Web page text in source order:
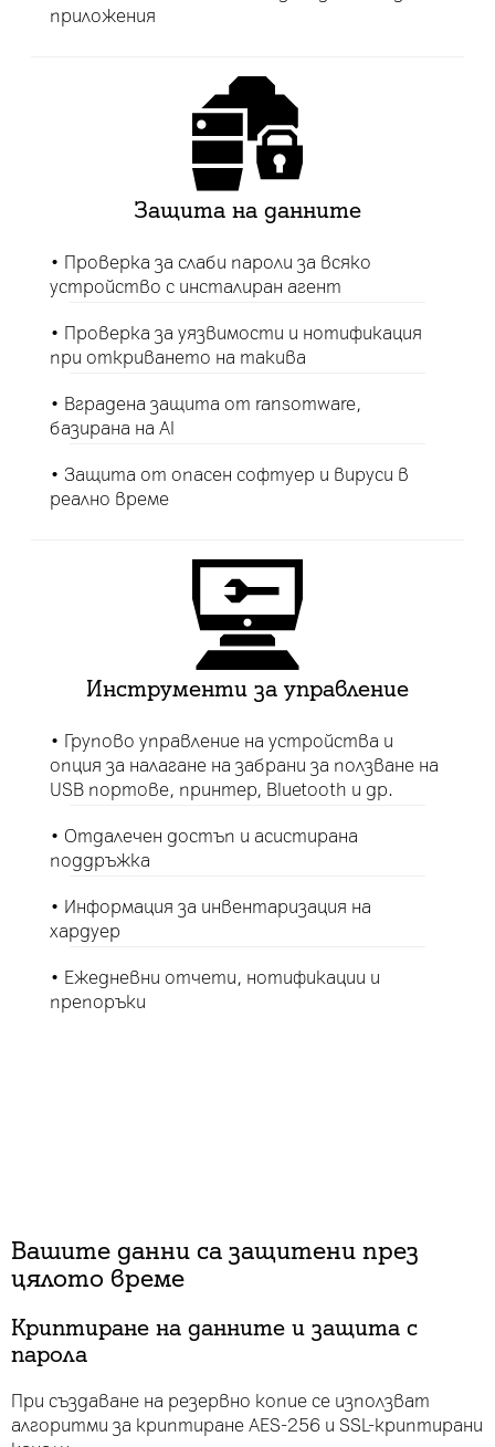
приложения
Защита на данните
• Проверка за слаби пароли за всяко
устройство с инсталиран агент
• Проверка за уязвимости и нотификация
при откриването на такива
• Вградена защита от ransomware,
базирана на AI
• Защита от опасен софтуер и вируси в
реално време
Инструменти за управление
• Групово управление на устройства и
опция за налагане на забрани за ползване на
USB портове, принтер, Bluetooth и др.
• Отдалечен достъп и асистирана
поддръжка
• Информация за инвентаризация на
хардуер
• Ежедневни отчети, нотификации и
препоръки
Вашите данни са защитени през
цялото време
Криптиране на данните и защита с
парола
При създаване на резервно копие се използват
алгоритми за криптиране AES-256 и SSL-криптирани